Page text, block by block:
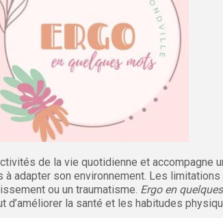
de la vie quotidienne et accompagne
adapter son environnement. Les
ou un traumatisme. Ergo en
la santé et les habitudes